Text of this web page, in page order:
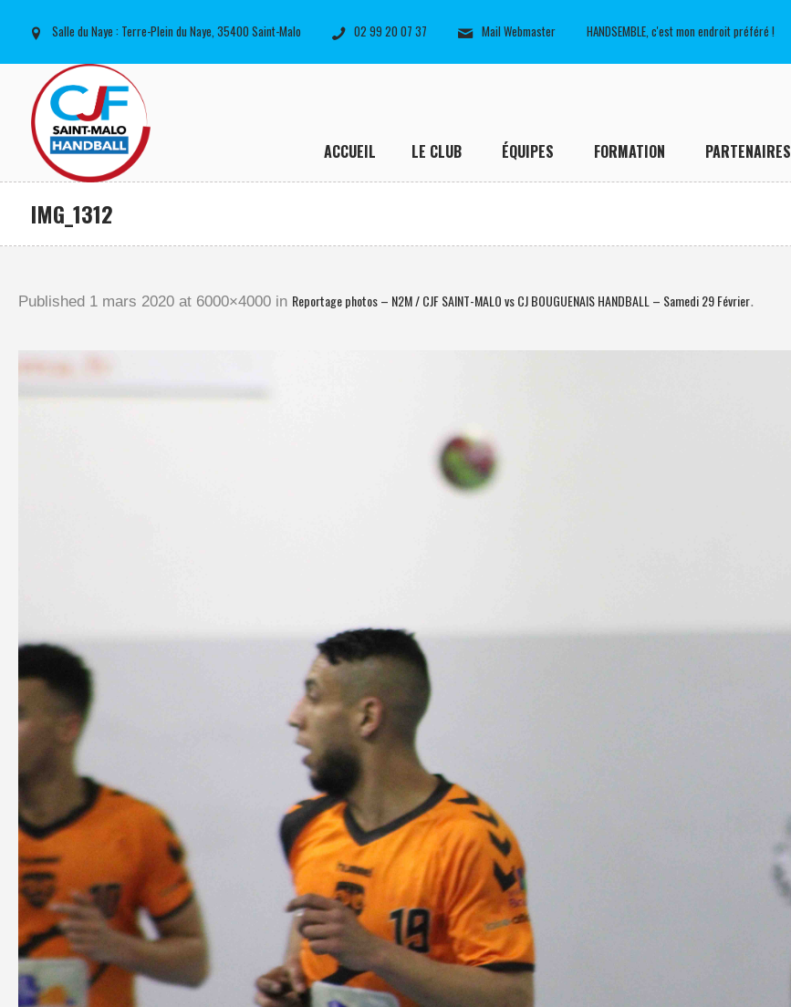
Salle du Naye : Terre-Plein du Naye, 35400 Saint-Malo 02 99 20 07 37 Mail Webmaster HANDSEMBLE, c'est mon endroit préféré !
ACCUEIL LE CLUB ÉQUIPES FORMATION PARTENAIRES
IMG_1312
Published 1 mars 2020 at 6000×4000 in Reportage photos – N2M / CJF SAINT-MALO vs CJ BOUGUENAIS HANDBALL – Samedi 29 Février.